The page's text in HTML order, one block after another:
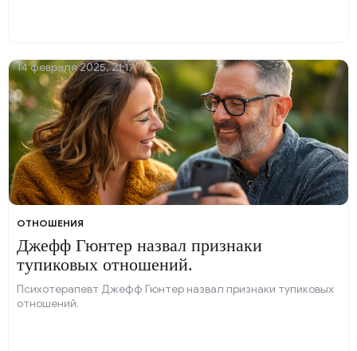
ОТНОШЕНИЯ
Джефф Гюнтер назвал признаки
тупиковых отношений.
Психотерапевт Джефф Гюнтер назвал признаки тупиковых
отношений.
14 февраля 2025, 21:17